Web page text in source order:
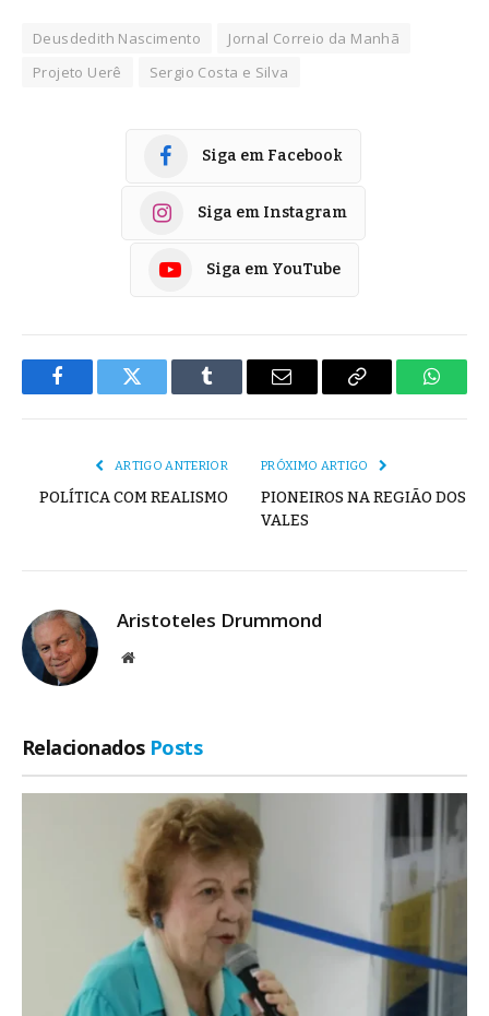
Deusdedith Nascimento
Jornal Correio da Manhã
Projeto Uerê
Sergio Costa e Silva
Siga em Facebook
Siga em Instagram
Siga em YouTube
FacebookTwitter Tumblr
E-
Copiar
ARTIGO ANTERIOR
POLÍTICA COM REALISMO
PRÓXIMO ARTIGO
PIONEIROS NA REGIÃO DOS
VALES
Aristoteles Drummond
Site
Relacionados Posts